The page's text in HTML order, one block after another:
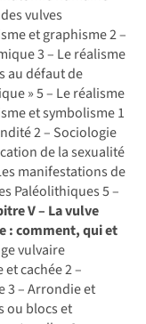
vulves
et graphisme 2 –
3 – Le réalisme
au défaut de
» 5 – Le réalisme
et symbolisme 1
2 – Sociologie
de la sexualité
manifestations de
Paléolithiques 5 –
V – La vulve
: comment, qui et
vulvaire
cachée 2 –
3 – Arrondie et
ou blocs et